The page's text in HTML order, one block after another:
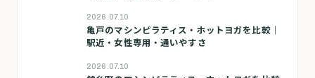
2026.07.10
亀戸のマシンピラティス・ホットヨガを比較｜
駅近・女性専用・通いやすさ
2026.07.10